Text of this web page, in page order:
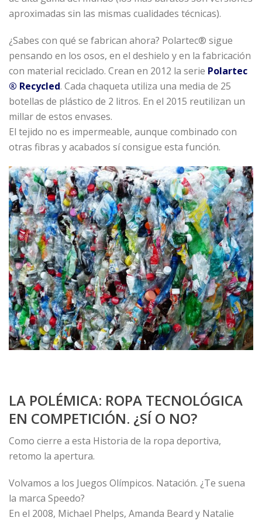
aproximadas sin las mismas cualidades técnicas).
¿Sabes con qué se fabrican ahora? Polartec® sigue
pensando en los osos, en el deshielo y en la fabricación
con material reciclado. Crean en 2012 la serie Polartec
® Recycled. Cada chaqueta utiliza una media de 25
botellas de plástico de 2 litros. En el 2015 reutilizan un
millar de estos envases.
El tejido no es impermeable, aunque combinado con
otras fibras y acabados sí consigue esta función.
LA POLÉMICA: ROPA TECNOLÓGICA
EN COMPETICIÓN. ¿SÍ O NO?
Como cierre a esta Historia de la ropa deportiva,
retomo la apertura.
Volvamos a los Juegos Olímpicos. Natación. ¿Te suena
la marca Speedo?
En el 2008, Michael Phelps, Amanda Beard y Natalie